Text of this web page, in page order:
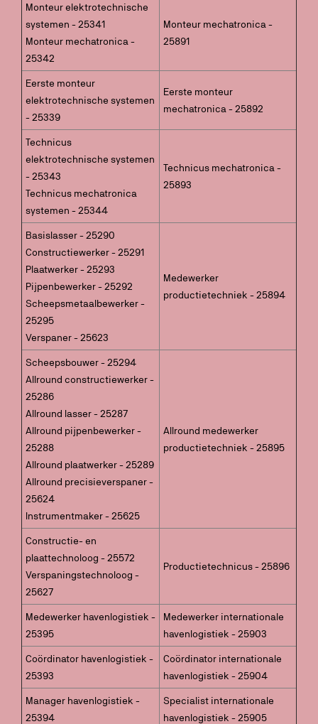
Monteur elektrotechnische
systemen - 25341
Monteur mechatronica -
25342
Monteur mechatronica -
25891
Eerste monteur
elektrotechnische systemen
- 25339
Eerste monteur
mechatronica - 25892
Technicus
elektrotechnische systemen
- 25343
Technicus mechatronica
systemen - 25344
Technicus mechatronica -
25893
Basislasser - 25290
Constructiewerker - 25291
Plaatwerker - 25293
Pijpenbewerker - 25292
Scheepsmetaalbewerker -
25295
Verspaner - 25623
Medewerker
productietechniek - 25894
Scheepsbouwer - 25294
Allround constructiewerker -
25286
Allround lasser - 25287
Allround pijpenbewerker -
25288
Allround plaatwerker - 25289
Allround precisieverspaner -
25624
Instrumentmaker - 25625
Allround medewerker
productietechniek - 25895
Constructie- en
plaattechnoloog - 25572
Verspaningstechnoloog -
25627
Productietechnicus - 25896
Medewerker havenlogistiek -
25395
Medewerker internationale
havenlogistiek - 25903
Coördinator havenlogistiek -
25393
Coördinator internationale
havenlogistiek - 25904
Manager havenlogistiek -
25394
Specialist internationale
havenlogistiek - 25905